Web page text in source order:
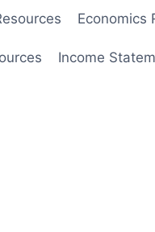
Economics
Income